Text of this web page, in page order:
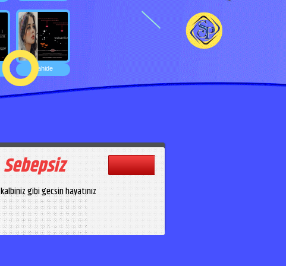
Zahide
Sebepsiz
kalbiniz gibi gecsin hayatınız